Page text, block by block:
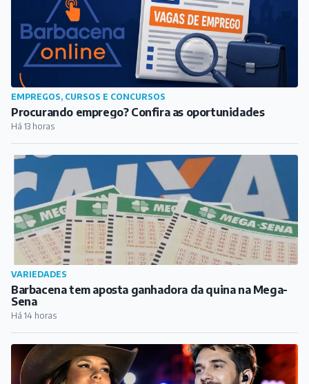
EMPREGOS, CURSOS E CONCURSOS
Procurando emprego? Confira as oportunidades
Há 13 horas
VARIEDADES
Barbacena tem aposta ganhadora da quina na Mega-
Sena
Há 14 horas